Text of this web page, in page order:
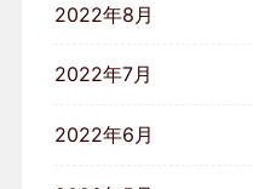
2022年8月
2022年7月
2022年6月